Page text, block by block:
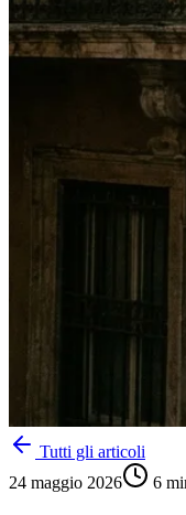
Tutti gli articoli
24 maggio 2026
6